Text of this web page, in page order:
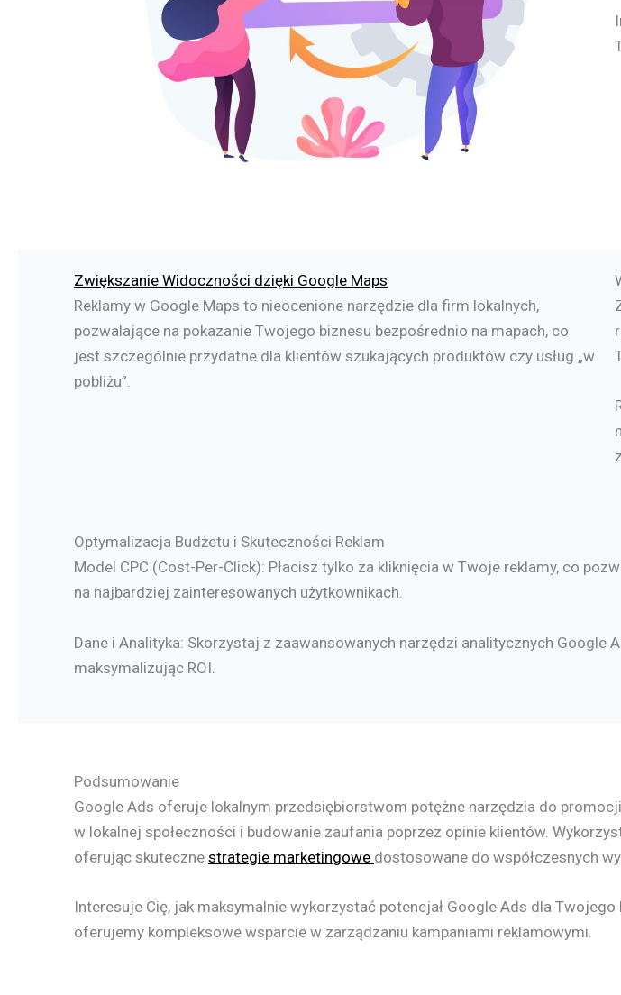
Zwiększanie Widoczności dzięki Google Maps
Reklamy w Google Maps to nieocenione narzędzie dla firm lokalnych,
pozwalające na pokazanie Twojego biznesu bezpośrednio na mapach, co
jest szczególnie przydatne dla klientów szukających produktów czy usług „w
pobliżu”.
Optymalizacja Budżetu i Skuteczności Reklam
Model CPC (Cost-Per-Click): Płacisz tylko za kliknięcia w Twoje reklamy, co
na najbardziej zainteresowanych użytkownikach.
Dane i Analityka: Skorzystaj z zaawansowanych narzędzi analitycznych
maksymalizując ROI.
Podsumowanie
Google Ads oferuje lokalnym przedsiębiorstwom potężne narzędzia do
w lokalnej społeczności i budowanie zaufania poprzez opinie klientów.
oferując skuteczne strategie marketingowe dostosowane do współczesnych
Interesuje Cię, jak maksymalnie wykorzystać potencjał Google Ads dla
oferujemy kompleksowe wsparcie w zarządzaniu kampaniami reklamowymi.